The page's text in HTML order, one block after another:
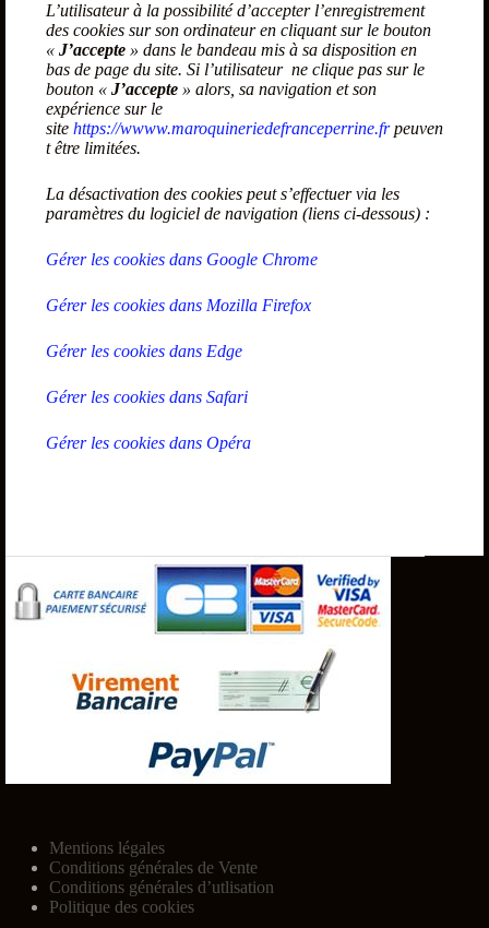
L’utilisateur à la possibilité d’accepter l’enregistrement
des cookies sur son ordinateur en cliquant sur le bouton
« J’accepte» dans le bandeau mis à sa disposition en
bas de page du site. Si l’utilisateur ne clique pas sur le
bouton « J’accepte » alors, sa navigation et son
expérience sur le
site https://wwww.maroquineriedefranceperrine.fr peuven
t être limitées.
La désactivation des cookies peut s’effectuer via les
paramètres du logiciel de navigation (liens ci-dessous) :
Gérer les cookies dans Google Chrome
Gérer les cookies dans Mozilla Firefox
Gérer les cookies dans Edge
Gérer les cookies dans Safari
Gérer les cookies dans Opéra
Mentions légales
Conditions générales de Vente
Conditions générales d’utlisation
Politique des cookies